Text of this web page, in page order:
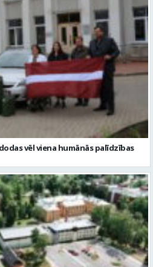
vēl viena humānās palīdzības